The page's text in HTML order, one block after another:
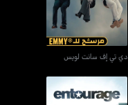
دي تي إف سانت لويس